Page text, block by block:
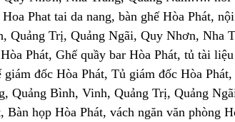
Phat tai da nang, bàn ghế Hòa Phát,
Quảng Trị, Quảng Ngãi, Quy Nhơn, Nha
Phát, Ghế quầy bar Hòa Phát, tủ tài
giám đốc Hòa Phát, Tủ giám đốc Hòa
Quảng Bình, Vinh, Quảng Trị, Quảng
Bàn họp Hòa Phát, vách ngăn văn phòng